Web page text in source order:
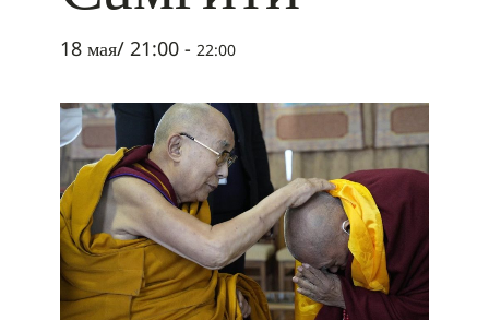
18 мая/ 21:00 - 22:00